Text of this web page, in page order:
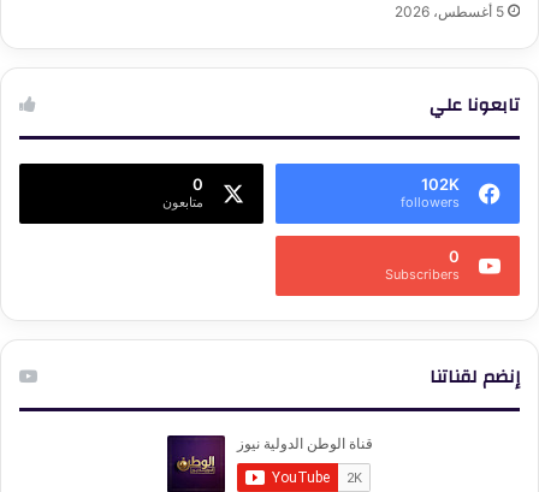
5 أغسطس، 2026
تابعونا علي
102K
followers
0
متابعون
0
Subscribers
إنضم لقناتنا